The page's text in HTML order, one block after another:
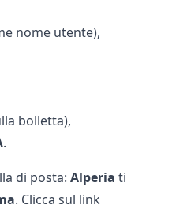
nome utente),
bolletta),
.
di posta: Alperia ti
. Clicca sul link